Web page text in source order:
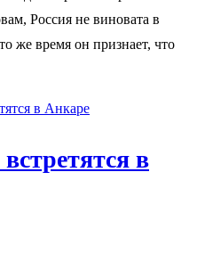
Россия не виновата в
же время он признает, что
в